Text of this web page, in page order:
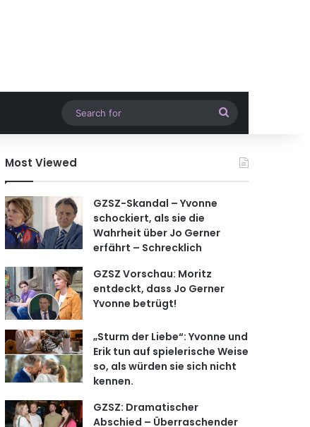
for
Most Viewed
GZSZ-Skandal – Yvonne
schockiert, als sie die
Wahrheit über Jo Gerner
erfährt – Schrecklich
GZSZ Vorschau: Moritz
entdeckt, dass Jo Gerner
Yvonne betrügt!
„Sturm der Liebe“: Yvonne und
Erik tun auf spielerische Weise
so, als würden sie sich nicht
kennen.
GZSZ: Dramatischer
Abschied – Überraschender